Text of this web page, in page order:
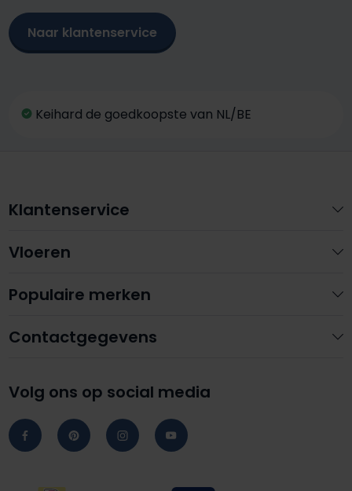
Naar klantenservice
Keihard de goedkoopste van NL/BE
Contactgegevens
Volg ons op social media
Klantenservice
Vloeren
Populaire merken